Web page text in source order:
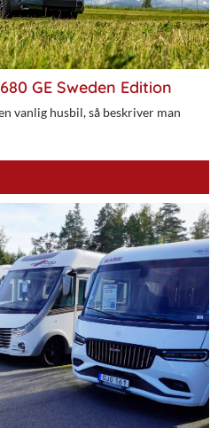
GE Sweden Edition
vanlig husbil, så beskriver man